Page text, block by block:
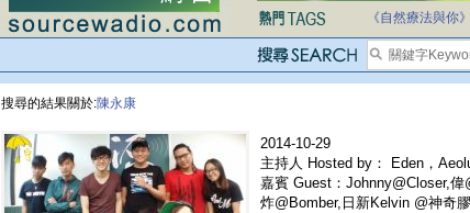
《自然療法與你》
搜尋的結果關於:陳永康
2014-10-29
主持人 Hosted by： Eden，
嘉賓 Guest：Johnny@Closer,
炸@Bomber,日新Kelvin @神奇